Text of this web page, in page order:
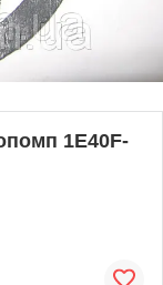
1E40F-